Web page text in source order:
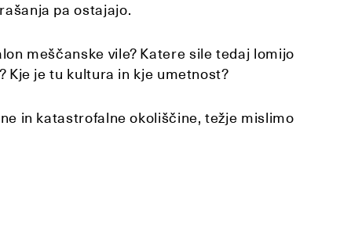
pa ostajajo.
meščanske vile? Katere sile tedaj lomijo
Kje je tu kultura in kje umetnost?
in katastrofalne okoliščine, težje mislimo